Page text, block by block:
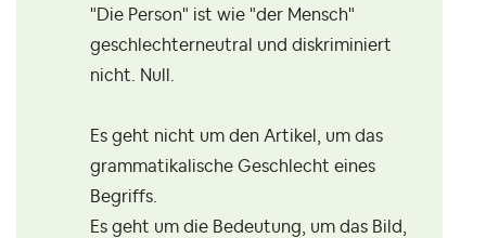
"Die Person" ist wie "der Mensch"
geschlechterneutral und diskriminiert
nicht. Null.
Es geht nicht um den Artikel, um das
grammatikalische Geschlecht eines
Begriffs.
Es geht um die Bedeutung, um das Bild,